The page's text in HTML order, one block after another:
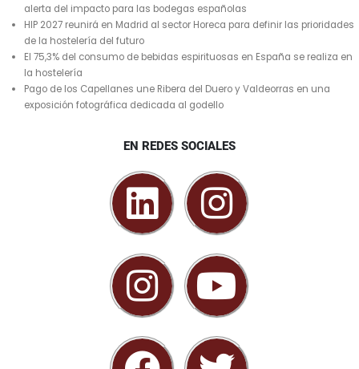
alerta del impacto para las bodegas españolas
HIP 2027 reunirá en Madrid al sector Horeca para definir las prioridades
de la hostelería del futuro
El 75,3% del consumo de bebidas espirituosas en España se realiza en
la hostelería
Pago de los Capellanes une Ribera del Duero y Valdeorras en una
exposición fotográfica dedicada al godello
EN REDES SOCIALES